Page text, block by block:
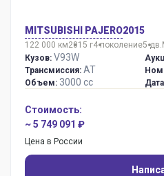
MITSUBISHI PAJERO2015
122 000 км2015 г4 поколение5 дв.
Кузов: V93W
Трансмиссия: AT
Объем: 3000 сс
Стоимость:
~ 5 749 091 ₽
Цена в России